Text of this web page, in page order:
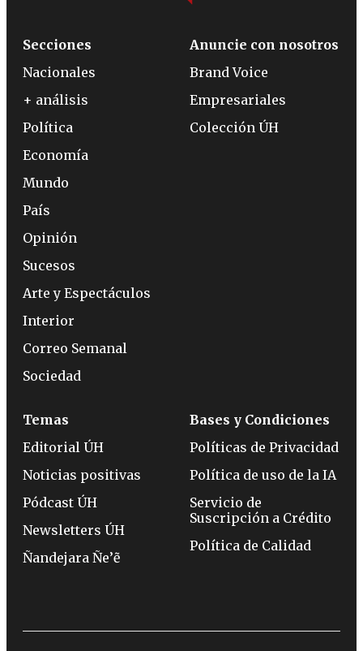
Secciones
Nacionales
+ análisis
Política
Economía
Mundo
País
Opinión
Sucesos
Arte y Espectáculos
Interior
Correo Semanal
Sociedad
Anuncie con nosotros
Brand Voice
Empresariales
Colección ÚH
Temas
Editorial ÚH
Noticias positivas
Pódcast ÚH
Newsletters ÚH
Ñandejara Ñe’ẽ
Bases y Condiciones
Políticas de Privacidad
Política de uso de la IA
Servicio de
Suscripción a Crédito
Política de Calidad